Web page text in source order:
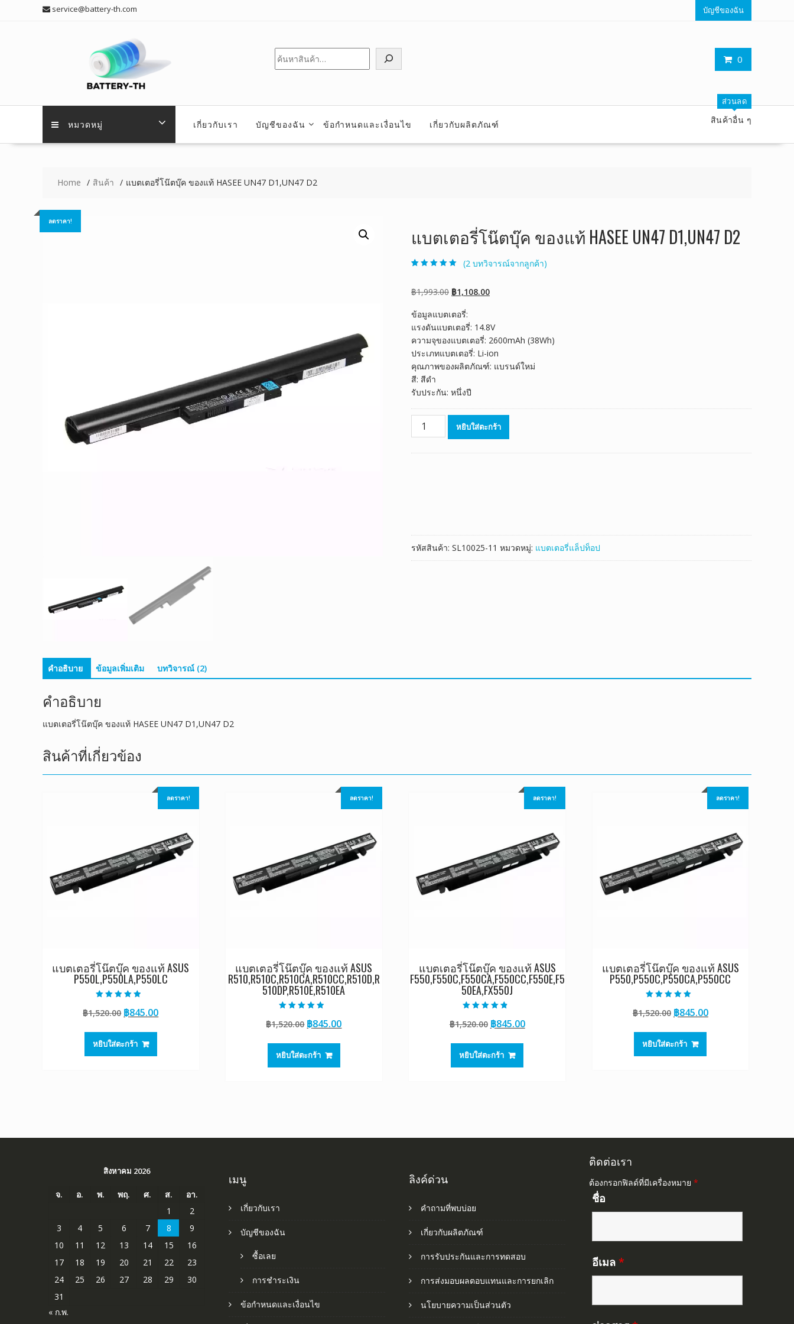
service@battery-th.com บัญชีของฉัน
0
ค้นหา
หมวดหมู่ เกี่ยวกับเรา บัญชีของฉัน ข้อกำหนดและเงื่อนไข เกี่ยวกับผลิตภัณฑ์
ส่วนลด
สินค้าอื่น ๆ
Home สินค้า แบตเตอรี่โน๊ตบุ๊ค ของแท้ HASEE UN47 D1,UN47 D2
ลดราคา!
แบตเตอรี่โน๊ตบุ๊ค ของแท้ HASEE UN47 D1,UN47 D2
เต็มบน
การให้
คะแนนของ
(2 บทวิจารณ์จากลูกค้า)
฿1,993.00 Original
was:
฿1,993.00.
฿1,108.00Current
฿1,108.00.
ข้อมูลแบตเตอรี่:
แรงดันแบตเตอรี่: 14.8V
ความจุของแบตเตอรี่: 2600mAh (38Wh)
ประเภทแบตเตอรี่: Li-ion
คุณภาพของผลิตภัณฑ์: แบรนด์ใหม่
สี: สีดำ
รับประกัน: หนึ่งปี
จำนวน
แบตเตอรี่
D2
ชิ้น
หยิบใส่ตะกร้า
รหัสสินค้า: SL10025-11 หมวดหมู่: แบตเตอรี่แล็ปท็อป
คำอธิบาย ข้อมูลเพิ่มเติม บทวิจารณ์ (2)
คำอธิบาย
แบตเตอรี่โน๊ตบุ๊ค ของแท้ HASEE UN47 D1,UN47 D2
สินค้าที่เกี่ยวข้อง
ลดราคา!
แบตเตอรี่โน๊ตบุ๊ค ของแท้ ASUS
P550L,P550LA,P550LC
4.50
ตั้งแต่ 1-5
฿1,520.00 Original
was:
฿1,520.00.
฿845.00Current
หยิบใส่ตะกร้า
ลดราคา!
แบตเตอรี่โน๊ตบุ๊ค ของแท้ ASUS
R510,R510C,R510CA,R510CC,R510D,R
510DP,R510E,R510EA
4.50
ตั้งแต่ 1-5
฿1,520.00 Original
was:
฿1,520.00.
฿845.00Current
หยิบใส่ตะกร้า
ลดราคา!
แบตเตอรี่โน๊ตบุ๊ค ของแท้ ASUS
F550,F550C,F550CA,F550CC,F550E,F5
50EA,FX550J
4.50
ตั้งแต่ 1-5
฿1,520.00 Original
was:
฿1,520.00.
฿845.00Current
หยิบใส่ตะกร้า
ลดราคา!
แบตเตอรี่โน๊ตบุ๊ค ของแท้ ASUS
P550,P550C,P550CA,P550CC
5.00
ตั้งแต่ 1-5
฿1,520.00 Original
was:
฿1,520.00.
฿845.00Current
หยิบใส่ตะกร้า
สิงหาคม 2026
จ. อ. พ. พฤ. ศ. ส.
อา.
1
2
3
4 5 6 7 8
9
10
11 12 13 14 15
16
17
18 19 20 21 22
23
24
25 26 27 28 29
30
31
« ก.พ.
เมนู
เกี่ยวกับเรา
บัญชีของฉัน
ซื้อเลย
การชำระเงิน
ข้อกำหนดและเงื่อนไข
ลิงค์ด่วน
คำถามที่พบบ่อย
เกี่ยวกับผลิตภัณฑ์
การรับประกันและการทดสอบ
การส่งมอบผลตอบแทนและการยกเลิก
นโยบายความเป็นส่วนตัว
ติดต่อเรา
ต้องกรอกฟิลด์ที่มีเครื่องหมาย *
ชื่อ
อีเมล *